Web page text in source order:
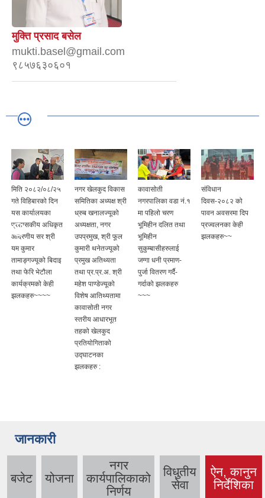
मुक्ति प्रसाद बसेल
mukti.basel@gmail.com
९८५७६३०६०१
मिति २०८२/०८/२५
गते विहिबारको दिन
यस कार्यालयका
प्रशासकीय अधिकृत
आदरणीय सर श्री
यम कुमार
तामाङ्गज्यूको बिदाइ
तथा फेरि भेटौला
कार्यक्रमको केही
झलकहरु~~~~
नगर खेलकुद विकास
समितिका अध्यक्ष श्री
ध्रुब खनालज्यूको
अध्यक्षता, नगर
उपप्रमुख, श्री फूल
कुमारी थनेतज्यूको
प्रमुख अतिथ्यता
तथा प्र.प्र.अ. श्री
महेश पाण्डेज्यूको
विशेष आतिथ्यतामा
कावासोती नगर
स्तरीय आधारभूत
तहको खेलकुद
प्रतियोगिताको
उद्घाटनका
झलकहरु :
कावासोती
नगरपालिका वडा नं.१
मा पहिलो चरण
भूमिहीन दलित तथा
भूमिहीन
सुकुम्बासीहरुलाई
जग्गा धनी प्रमाण-
पुर्जा वितरण गर्दै-
गर्दाको झलकहरु
~~~
संविधान
दिवस-२०८२ को
पावन अवसरमा दिप
प्रज्वलनका केही
झलकहरु~~
जानकारी
बजेट योजना
नगर
कार्यपालिकाको
निर्णय
विधुतीय
सेवा
ऐन, कानुन
निर्देशिका
(active